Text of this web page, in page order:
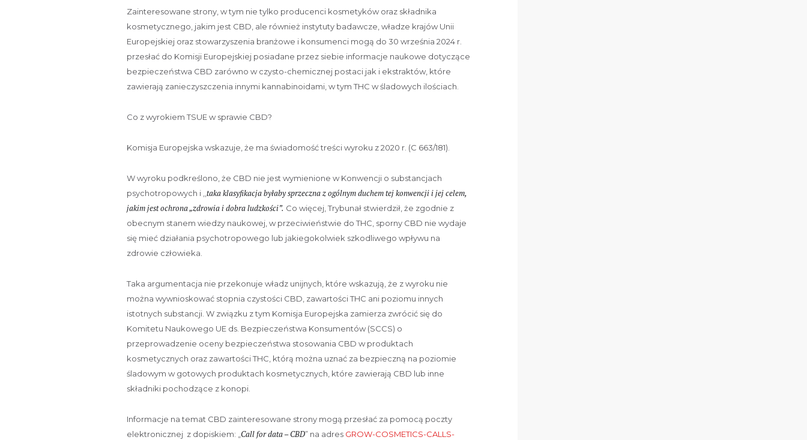
Zainteresowane strony, w tym nie tylko producenci kosmetyków oraz składnika
kosmetycznego, jakim jest CBD, ale również instytuty badawcze, władze krajów Unii
Europejskiej oraz stowarzyszenia branżowe i konsumenci mogą do 30 września 2024 r.
przesłać do Komisji Europejskiej posiadane przez siebie informacje naukowe dotyczące
bezpieczeństwa CBD zarówno w czysto-chemicznej postaci jak i ekstraktów, które
zawierają zanieczyszczenia innymi kannabinoidami, w tym THC w śladowych ilościach.
Co z wyrokiem TSUE w sprawie CBD?
Komisja Europejska wskazuje, że ma świadomość treści wyroku z 2020 r. (C 663/181).
W wyroku podkreślono, że CBD nie jest wymienione w Konwencji o substancjach
psychotropowych i ,, taka klasyfikacja byłaby sprzeczna z ogólnym duchem tej konwencji i jej celem,
jakim jest ochrona „zdrowia i dobra ludzkości”. Co więcej, Trybunał stwierdził, że zgodnie z
obecnym stanem wiedzy naukowej, w przeciwieństwie do THC, sporny CBD nie wydaje
się mieć działania psychotropowego lub jakiegokolwiek szkodliwego wpływu na
zdrowie człowieka.
Taka argumentacja nie przekonuje władz unijnych, które wskazują, że z wyroku nie
można wywnioskować stopnia czystości CBD, zawartości THC ani poziomu innych
istotnych substancji. W związku z tym Komisja Europejska zamierza zwrócić się do
Komitetu Naukowego UE ds. Bezpieczeństwa Konsumentów (SCCS) o
przeprowadzenie oceny bezpieczeństwa stosowania CBD w produktach
kosmetycznych oraz zawartości THC, którą można uznać za bezpieczną na poziomie
śladowym w gotowych produktach kosmetycznych, które zawierają CBD lub inne
składniki pochodzące z konopi.
Informacje na temat CBD zainteresowane strony mogą przesłać za pomocą poczty
elektronicznej z dopiskiem: „ Call for data – CBD” na adres GROW-COSMETICS-CALLS-